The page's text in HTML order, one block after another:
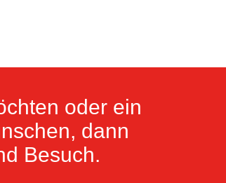
oder ein
dann
Besuch.